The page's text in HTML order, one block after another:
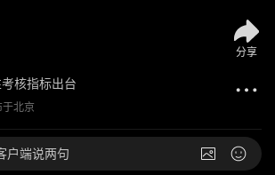
核指标出台
于北京
分享
户端说两句